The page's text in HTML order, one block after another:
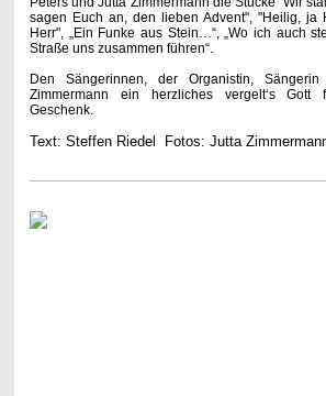
sagen Euch an, den lieben Advent", "Heilig,
Herr", „Ein Funke aus Stein…“, „Wo ich auch
Straße uns zusammen führen“.
Den Sängerinnen, der Organistin,
Zimmermann ein herzliches vergelt‘s Gott
Geschenk.
Text: Steffen Riedel Fotos: Jutta